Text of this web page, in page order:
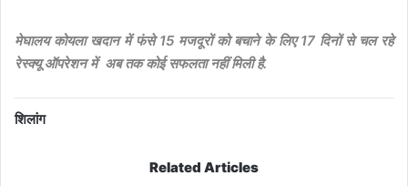
मेघालय कोयला खदान में फंसे 15 मजदूरों को बचाने के लिए 17 दिनों से चल रहे
रेस्क्यू ऑपरेशन में अब तक कोई सफलता नहीं मिली है.
शिलांग
Related Articles